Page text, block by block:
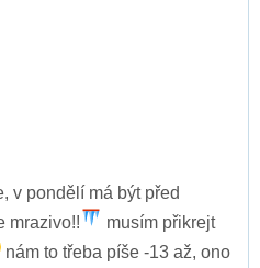
v pondělí má být před
mrazivo!!
musím přikrejt
nám to třeba píše -13 až, ono